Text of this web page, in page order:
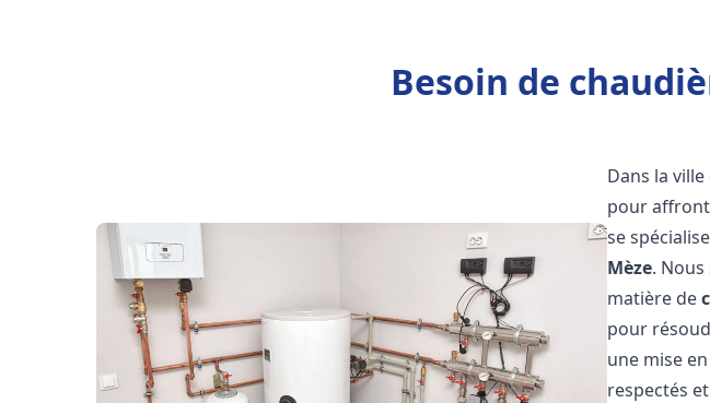
Besoin de
Dans la ville
pour
se
Mèze.
matière de
pour
une mise
respectés